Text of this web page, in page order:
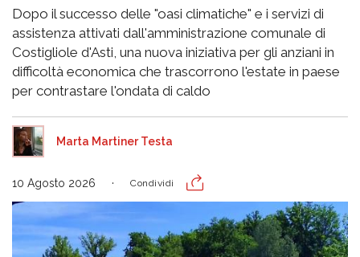
Dopo il successo delle "oasi climatiche" e i servizi di
assistenza attivati dall'amministrazione comunale di
Costigliole d'Asti, una nuova iniziativa per gli anziani in
difficoltà economica che trascorrono l'estate in paese
per contrastare l'ondata di caldo
Marta Martiner Testa
10 Agosto 2026 Condividi